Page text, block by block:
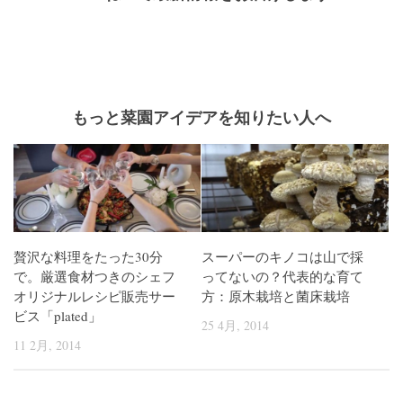
もっと菜園アイデアを知りたい人へ
贅沢な料理をたった30分
で。厳選食材つきのシェフ
オリジナルレシピ販売サー
ビス「plated」
11 2月, 2014
スーパーのキノコは山で採
ってないの？代表的な育て
方：原木栽培と菌床栽培
25 4月, 2014